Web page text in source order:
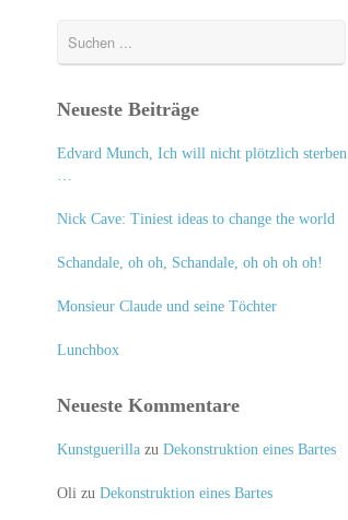
Neueste Beiträge
Edvard Munch, Ich will nicht plötzlich sterben
…
Nick Cave: Tiniest ideas to change the world
Schandale, oh oh, Schandale, oh oh oh oh!
Monsieur Claude und seine Töchter
Lunchbox
Neueste Kommentare
Kunstguerilla zu Dekonstruktion eines Bartes
Oli zu Dekonstruktion eines Bartes